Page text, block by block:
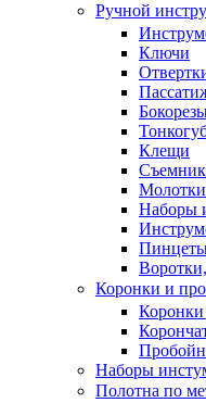
Ручной
Ключи
Клещи
Наборы
Коронки и
Коронки
Наборы
Полотна по